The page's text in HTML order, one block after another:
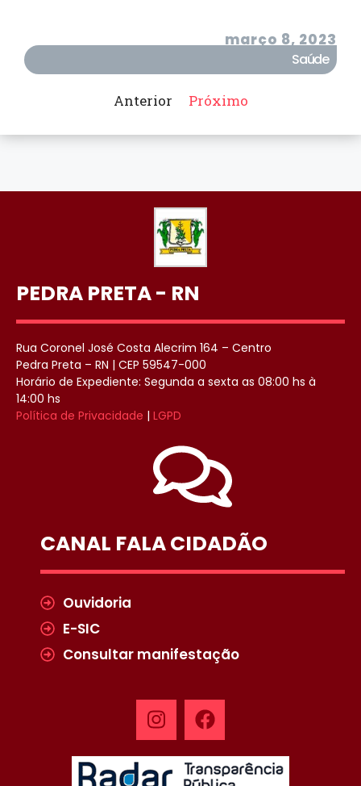
Saúde
março 8, 2023
Anterior Próximo
PEDRA PRETA - RN
Rua Coronel José Costa Alecrim 164 – Centro
Pedra Preta – RN | CEP 59547-000
Horário de Expediente: Segunda a sexta as 08:00 hs à
14:00 hs
Política de Privacidade | LGPD
CANAL FALA CIDADÃO
Ouvidoria
E-SIC
Consultar manifestação